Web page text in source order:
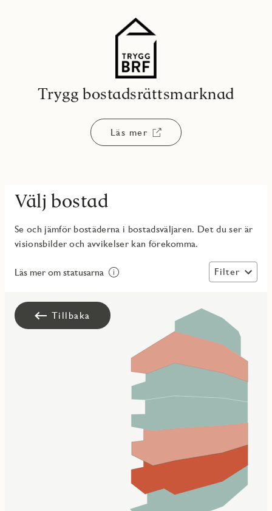
Trygg bostadsrättsmarknad
Läs mer
Välj bostad
Se och jämför bostäderna i bostadsväljaren. Det du ser är
visionsbilder och avvikelser kan förekomma.
Läs mer om statusarna Filter
Tillbaka